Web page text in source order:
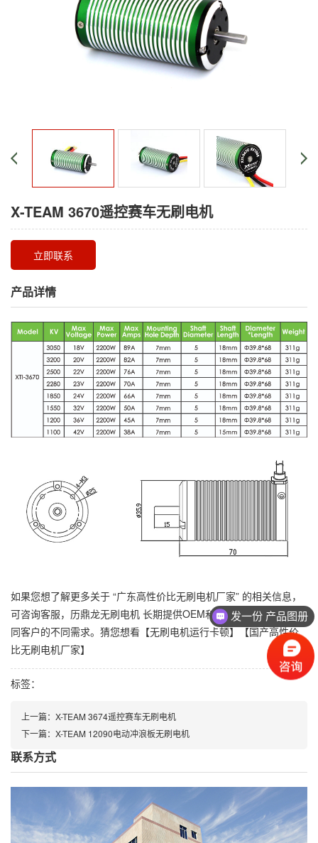
X-TEAM 3670遥控赛车无刷电机
立即联系
产品详情
如果您想了解更多关于 “广东高性价比无刷电机厂家” 的相关信息，
可咨询客服，历鼎龙无刷电机 长期提供OEM和ODM服务，满足不
同客户的不同需求。猜您想看【无刷电机运行卡顿】【国产高性价
比无刷电机厂家】
标签：
上一篇： X-TEAM 3674遥控赛车无刷电机
下一篇： X-TEAM 12090电动冲浪板无刷电机
联系方式
发一份 产品图册
交货周期多久